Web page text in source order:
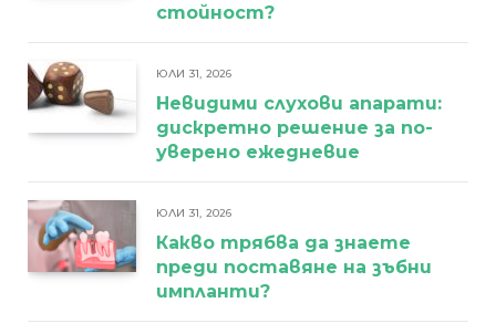
стойност?
ЮЛИ 31, 2026
Невидими слухови апарати:
дискретно решение за по-
уверено ежедневие
ЮЛИ 31, 2026
Какво трябва да знаете
преди поставяне на зъбни
импланти?